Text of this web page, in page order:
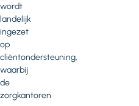
wordt
landelijk
ingezet
op
cliëntondersteuning,
waarbij
de
zorgkantoren